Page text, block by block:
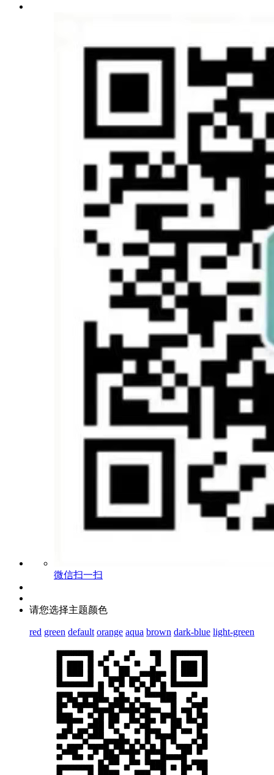
微信扫一扫
请您选择主题颜色
red green default orange aqua brown dark-blue light-green